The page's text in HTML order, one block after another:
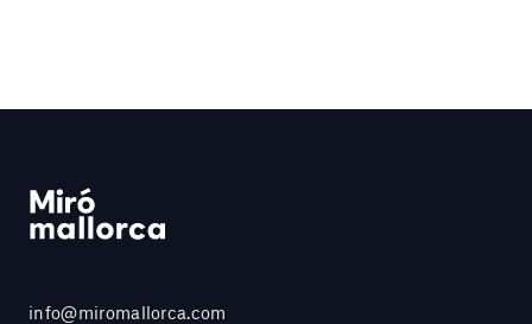
info@miromallorca.com